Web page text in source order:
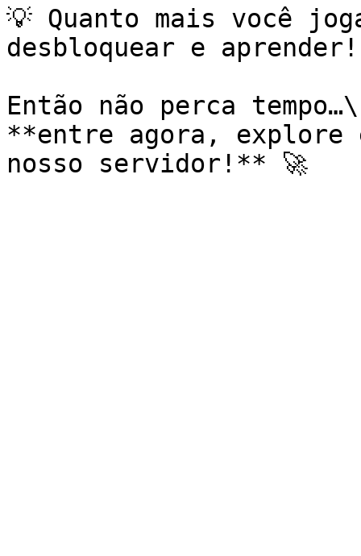
💡 Quanto mais você
desbloquear e aprender!
Então não perca tempo…\
**entre agora,